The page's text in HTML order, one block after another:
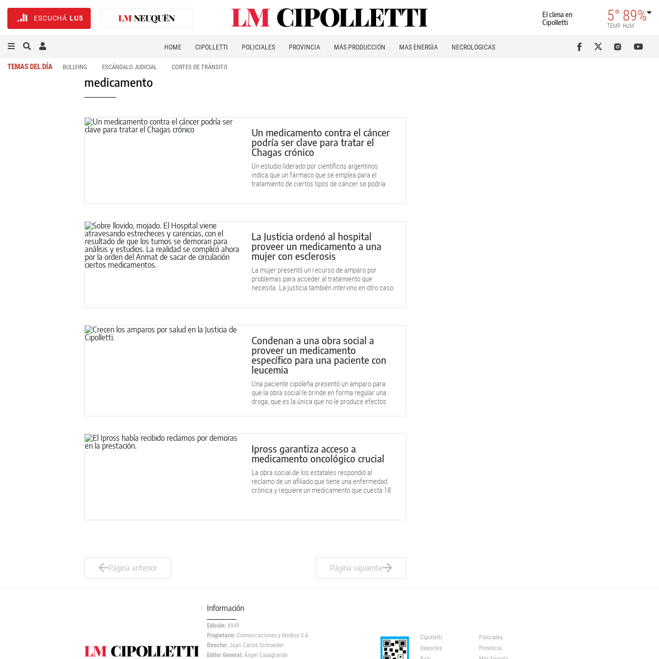
ESCUCHÁ LU5
El clima en
Cipolletti
5°
TEMP
89%
HUM
HOME CIPOLLETTI POLICIALES PROVINCIA MÁS PRODUCCIÓN MÁS ENERGÍA NECROLÓGICAS
TEMAS DEL DÍA BULLYING ESCÁNDALO JUDICIAL CORTES DE TRÁNSITO
medicamento
Un medicamento contra el cáncer
podría ser clave para tratar el
Chagas crónico
Un estudio liderado por científicos argentinos
indica que un fármaco que se emplea para el
tratamiento de ciertos tipos de cáncer se podría
La Justicia ordenó al hospital
proveer un medicamento a una
mujer con esclerosis
La mujer presentó un recurso de amparo por
problemas para acceder al tratamiento que
necesita. La justicia también intervino en otro caso
Condenan a una obra social a
proveer un medicamento
específico para una paciente con
leucemia
Una paciente cipoleña presentó un amparo para
que la obra social le brinde en forma regular una
droga, que es la única que no le produce efectos
Ipross garantiza acceso a
medicamento oncológico crucial
La obra social de los estatales respondió al
reclamo de un afiliado que tiene una enfermedad
crónica y requiere un medicamento que cuesta 18
Página anterior Página siguiente
Información
Edición: 6949
Propietario: Comunicaciones y Medios S.A
Director: Juan Carlos Schroeder
Editor General: Ángel Casagrande
Cipolletti
Policiales
Deportes
Provincia